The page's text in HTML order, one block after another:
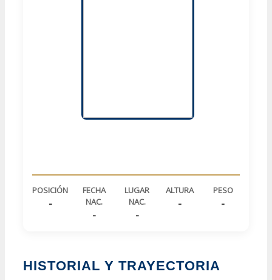
POSICIÓN
-
FECHA
NAC.
-
LUGAR
NAC.
-
ALTURA
-
PESO
-
HISTORIAL Y TRAYECTORIA